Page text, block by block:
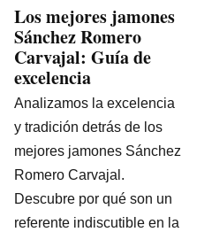
Los mejores jamones
Sánchez Romero
Carvajal: Guía de
excelencia
Analizamos la excelencia
y tradición detrás de los
mejores jamones Sánchez
Romero Carvajal.
Descubre por qué son un
referente indiscutible en la